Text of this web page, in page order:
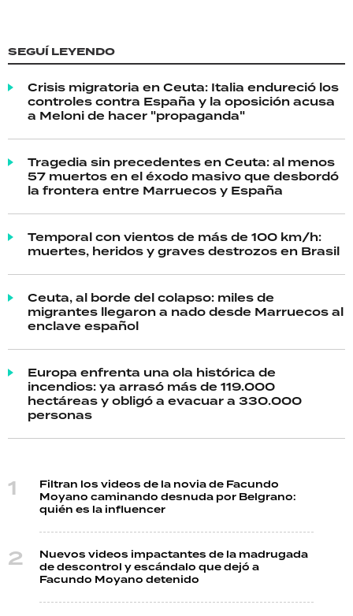
SEGUÍ LEYENDO
Crisis migratoria en Ceuta: Italia endureció los
controles contra España y la oposición acusa
a Meloni de hacer "propaganda"
Tragedia sin precedentes en Ceuta: al menos
57 muertos en el éxodo masivo que desbordó
la frontera entre Marruecos y España
Temporal con vientos de más de 100 km/h:
muertes, heridos y graves destrozos en Brasil
Ceuta, al borde del colapso: miles de
migrantes llegaron a nado desde Marruecos al
enclave español
Europa enfrenta una ola histórica de
incendios: ya arrasó más de 119.000
hectáreas y obligó a evacuar a 330.000
personas
Filtran los videos de la novia de Facundo
Moyano caminando desnuda por Belgrano:
quién es la influencer
Nuevos videos impactantes de la madrugada
de descontrol y escándalo que dejó a
Facundo Moyano detenido